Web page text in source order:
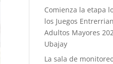
Comienza la etapa
los Juegos
Adultos Mayores
Ubajay
La sala de